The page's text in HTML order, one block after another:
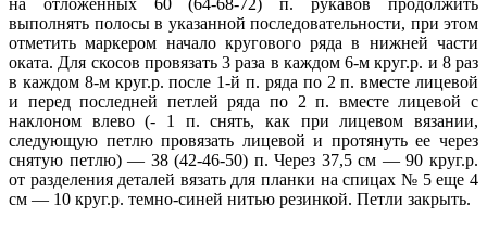
на отложенных 60 (64-68-72) п. рукавов продолжить
выполнять полосы в указанной последовательности, при этом
отметить маркером начало кругового ряда в нижней части
оката. Для скосов провязать 3 раза в каждом 6-м круг.р. и 8 раз
в каждом 8-м круг.р. после 1-й п. ряда по 2 п. вместе лицевой
и перед последней петлей ряда по 2 п. вместе лицевой с
наклоном влево (- 1 п. снять, как при лицевом вязании,
следующую петлю провязать лицевой и протянуть ее через
снятую петлю) — 38 (42-46-50) п. Через 37,5 см — 90 круг.р.
от разделения деталей вязать для планки на спицах № 5 еще 4
см — 10 круг.р. темно-синей нитью резинкой. Петли закрыть.